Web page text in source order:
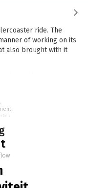
ride. The
of working on its
also brought with it
we keep getting
to work smarter, not
by the wave and